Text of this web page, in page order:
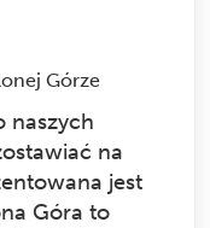
Górze
naszych
na
jest
Góra to